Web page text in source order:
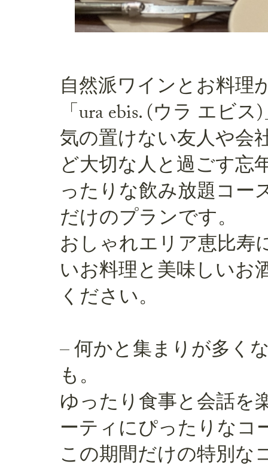
自然派ワインとお料理
「ura ebis. (ウラ エビ
気の置けない友人や会
ど大切な人と過ごす忘
ったりな飲み放題コー
だけのプランです。
おしゃれエリア恵比寿
いお料理と美味しいお
ください。
– 何かと集まりが多く
も。
ゆったり食事と会話を
ーティにぴったりなコ
この期間だけの特別な